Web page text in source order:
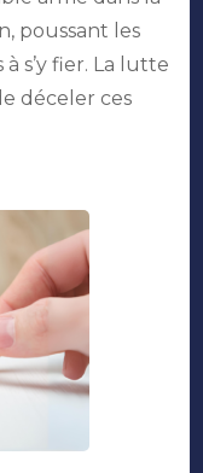
poussant les
s’y fier. La lutte
déceler ces